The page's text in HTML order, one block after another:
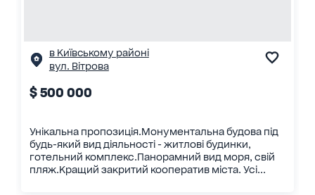
в Київському районі
вул. Вітрова
$ 500 000
Унікальна пропозиція.Монументальна будова під
будь-який вид діяльності - житлові будинки,
готельний комплекс.Панорамний вид моря, свій
пляж.Кращий закритий кооператив міста. Усі...